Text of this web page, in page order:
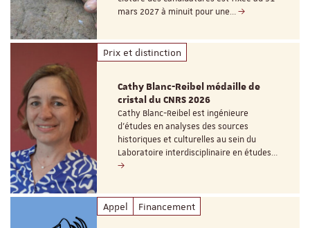
mars 2027 à minuit pour une…
Prix et distinction
Cathy Blanc-Reibel médaille de
cristal du CNRS 2026
Cathy Blanc-Reibel est ingénieure
d’études en analyses des sources
historiques et culturelles au sein du
Laboratoire interdisciplinaire en études…
Appel Financement